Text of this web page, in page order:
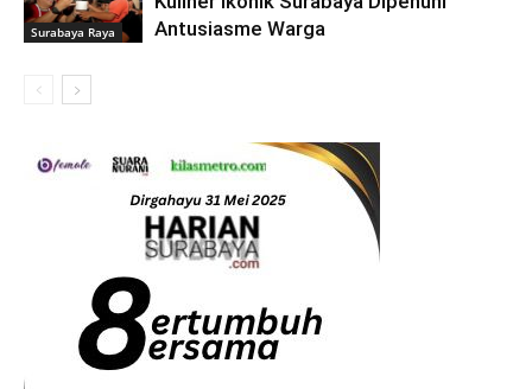
Surabaya Raya
Antusiasme Warga